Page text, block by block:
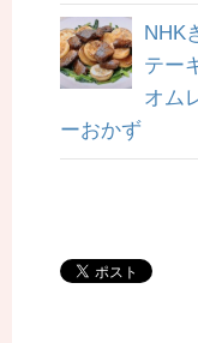
NHK
テー
オム
ーおかず